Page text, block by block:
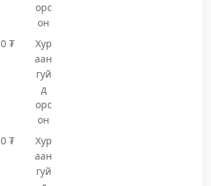
орс
он
0 ₮
Хур
аан
гуй
д
орс
он
0 ₮
Хур
аан
гуй